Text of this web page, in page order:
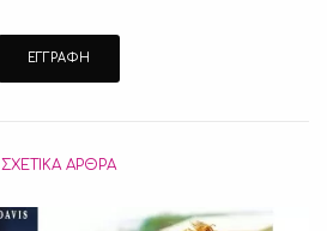
ΣΧΕΤΙΚΆ ΆΡΘΡΑ